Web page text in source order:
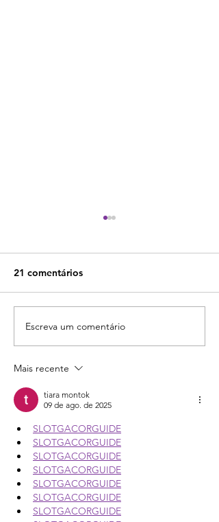
Pipedrive vs HubSpot -
Confira qual é a melhor
empresa!
21 comentários
Escreva um comentário
Mais recente
tiara montok
09 de ago. de 2025
SLOTGACORGUIDE
SLOTGACORGUIDE
SLOTGACORGUIDE
SLOTGACORGUIDE
SLOTGACORGUIDE
SLOTGACORGUIDE
SLOTGACORGUIDE